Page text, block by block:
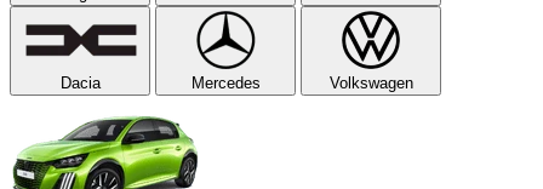
Dacia Mercedes Volkswagen